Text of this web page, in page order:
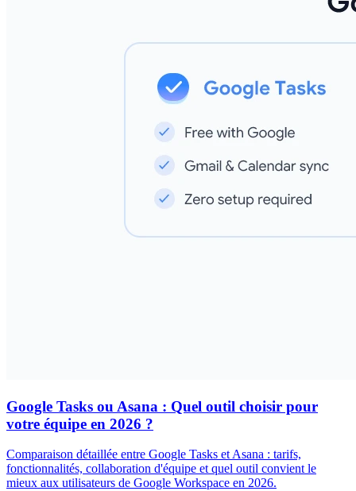
Google Tasks ou Asana : Quel outil choisir pour
votre équipe en 2026 ?
Comparaison détaillée entre Google Tasks et Asana : tarifs,
fonctionnalités, collaboration d'équipe et quel outil convient le
mieux aux utilisateurs de Google Workspace en 2026.